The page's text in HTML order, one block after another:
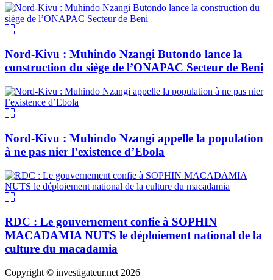
Nord-Kivu : Muhindo Nzangi Butondo lance la
construction du siège de l’ONAPAC Secteur de Beni
Nord-Kivu : Muhindo Nzangi appelle la population
à ne pas nier l’existence d’Ebola
RDC : Le gouvernement confie à SOPHIN
MACADAMIA NUTS le déploiement national de la
culture du macadamia
Copyright © investigateur.net 2026